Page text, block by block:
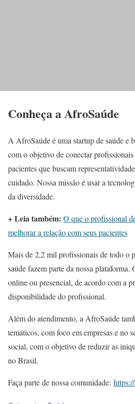
Conheça a AfroSaúde
A AfroSaúde é uma startup de saúde e
com o objetivo de conectar profissionais
pacientes que buscam
cuidado. Nossa missão é usar a
da diversidade.
+ Leia também: O que o profissional
melhorar a relação com seus pacientes
Mais de 2,2 mil profissionais de todo o
saúde fazem parte da nossa plataforma.
online ou presencial, de acordo com a
disponibilidade do profissional.
Além do atendimento, a AfroSaúde
temáticos, com foco em empresas e no
social, com o objetivo de reduzir as
no Brasil.
Faça parte de nossa comunidade: